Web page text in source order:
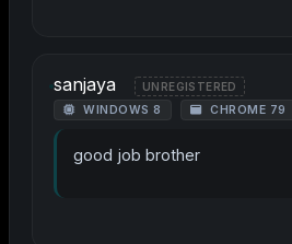
sanjaya UNREGISTERED
WINDOWS 8 CHROME 79
good job brother